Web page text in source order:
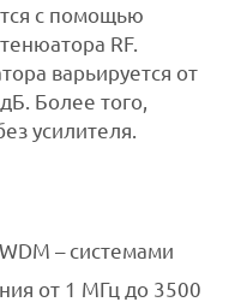
с помощью
RF.
варьируется от
Более того,
усилителя.
– системами
от 1 МГц до 3500